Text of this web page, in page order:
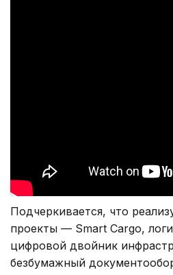
Подчеркивается, что
проекты — Smart Cargo,
цифровой двойник
безбумажный